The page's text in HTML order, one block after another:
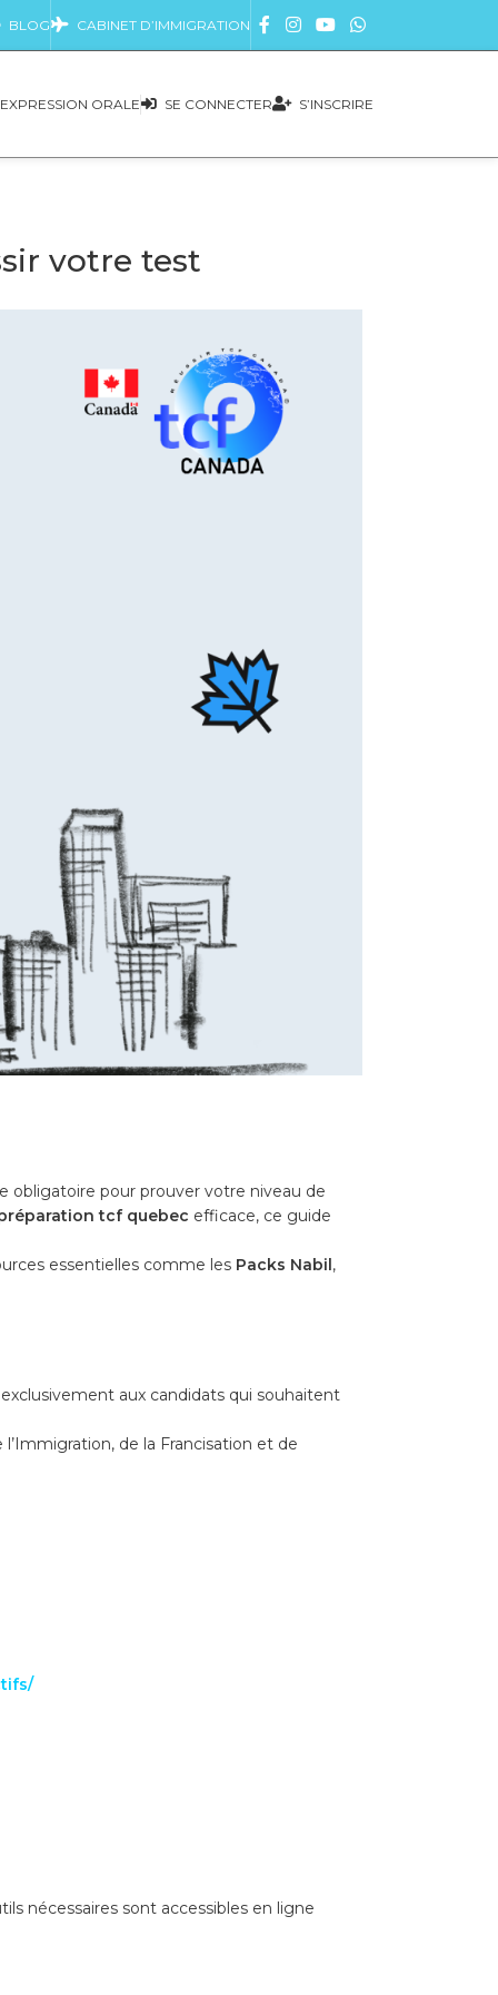
BLOG CABINET D’IMMIGRATION
EXPRESSION ORALE SE CONNECTER S’INSCRIRE
votre test
obligatoire pour prouver votre niveau de
tcf quebec efficace, ce guide
essentielles comme les Packs Nabil,
aux candidats qui souhaitent
de la Francisation et de
nécessaires sont accessibles en ligne